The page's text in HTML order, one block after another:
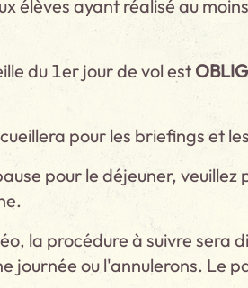
élèves ayant réalisé au
du 1er jour de vol est
pour les briefings et
pour le déjeuner,
la procédure à suivre
journée ou l'annulerons. Le